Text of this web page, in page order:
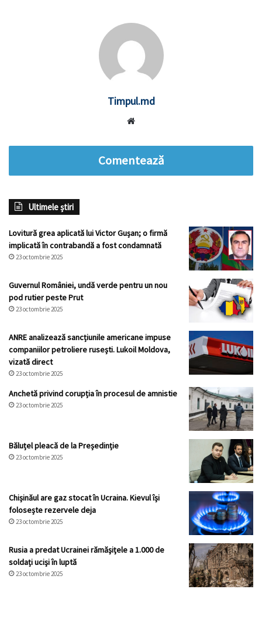
Timpul.md
Comentează
Ultimele știri
Lovitură grea aplicată lui Victor Gușan; o firmă
implicată în contrabandă a fost condamnată
23 octombrie 2025
Guvernul României, undă verde pentru un nou
pod rutier peste Prut
23 octombrie 2025
ANRE analizează sancțiunile americane impuse
companiilor petroliere rusești. Lukoil Moldova,
vizată direct
23 octombrie 2025
Anchetă privind corupția în procesul de amnistie
23 octombrie 2025
Băluțel pleacă de la Președinție
23 octombrie 2025
Chișinăul are gaz stocat în Ucraina. Kievul își
folosește rezervele deja
23 octombrie 2025
Rusia a predat Ucrainei rămăşiţele a 1.000 de
soldați ucişi în luptă
23 octombrie 2025